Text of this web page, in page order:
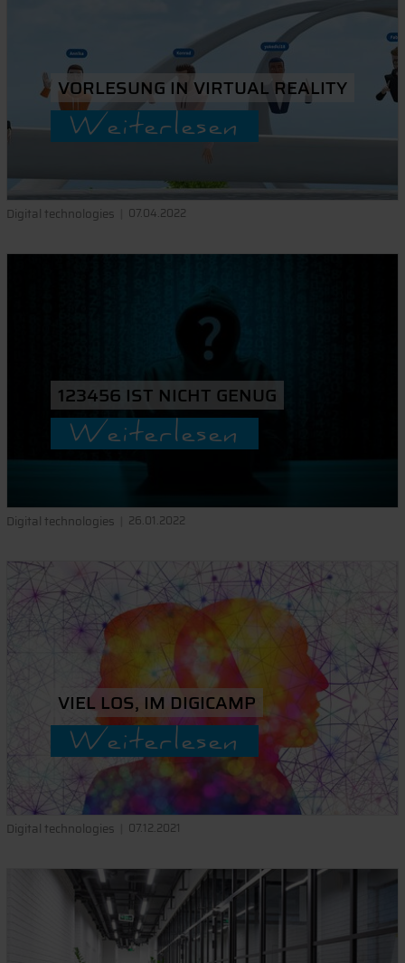
VORLESUNG IN VIRTUAL REALITY
Weiterlesen
Digital technologies 07.04.2022
123456 IST NICHT GENUG
Weiterlesen
Digital technologies 26.01.2022
VIEL LOS, IM DIGICAMP
Weiterlesen
Digital technologies 07.12.2021